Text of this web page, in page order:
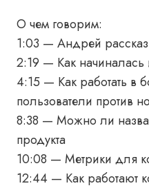
О чем говорим:
1:03 — Андрей
2:19 — Как начиналась
4:15 — Как работать в
пользователи против
8:38 — Можно ли
продукта
10:08 — Метрики для
12:44 — Как работают